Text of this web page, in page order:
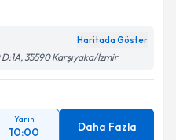
Haritada Göster
35590 Karşıyaka/İzmir
Yarın
10:00 Daha Fazla